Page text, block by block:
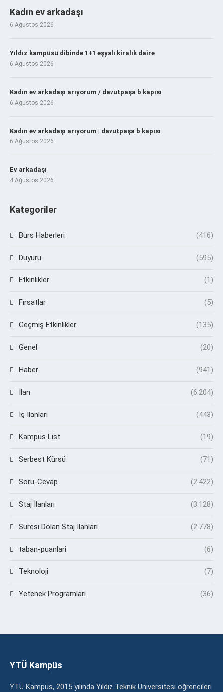
Kadın ev arkadaşı
6 Ağustos 2026
Yıldız kampüsü dibinde 1+1 eşyalı kiralık daire
6 Ağustos 2026
Kadın ev arkadaşı arıyorum / davutpaşa b kapısı
6 Ağustos 2026
Kadın ev arkadaşı arıyorum | davutpaşa b kapısı
6 Ağustos 2026
Ev arkadaşı
4 Ağustos 2026
Kategoriler
Burs Haberleri (416)
Duyuru (595)
Etkinlikler (1)
Fırsatlar (5)
Geçmiş Etkinlikler (135)
Genel (20)
Haber (941)
İlan (6.204)
İş İlanları (443)
Kampüs List (19)
Serbest Kürsü (71)
Soru-Cevap (2.422)
Staj İlanları (3.128)
Süresi Dolan Staj İlanları (2.778)
taban-puanlari (6)
Teknoloji (7)
Yetenek Programları (36)
YTÜ Kampüs
YTÜ Kampüs, 2015 yılında Yıldız Teknik Üniversitesi öğrencileri